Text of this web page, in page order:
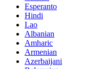
Esperanto
Hindi
Lao
Albanian
Amharic
Armenian
Azerbaijani